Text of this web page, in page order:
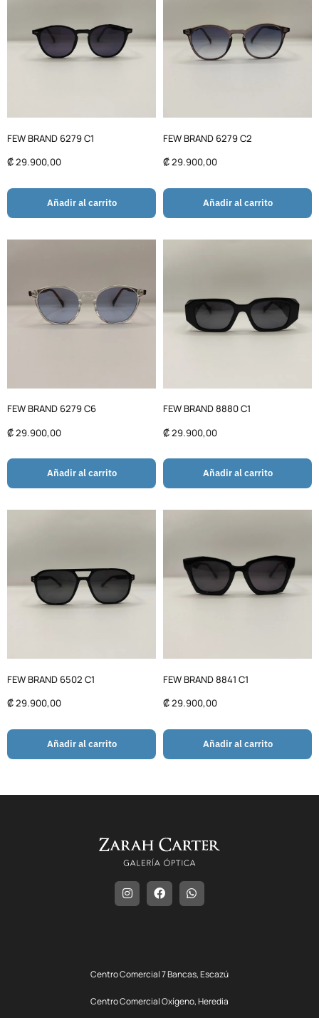
FEW BRAND 6279 C1
₡29.900,00
Añadir al carrito
FEW BRAND 6279 C2
₡29.900,00
Añadir al carrito
FEW BRAND 6279 C6
₡29.900,00
Añadir al carrito
FEW BRAND 8880 C1
₡29.900,00
Añadir al carrito
FEW BRAND 6502 C1
₡29.900,00
Añadir al carrito
FEW BRAND 8841 C1
₡29.900,00
Añadir al carrito
Centro Comercial 7 Bancas, Escazú
Centro Comercial Oxígeno, Heredia